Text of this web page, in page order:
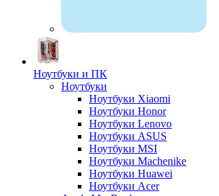
Ноутбуки и ПК
Ноутбуки
Ноутбуки Xiaomi
Ноутбуки Honor
Ноутбуки Lenovo
Ноутбуки ASUS
Ноутбуки MSI
Ноутбуки Machenike
Ноутбуки Huawei
Ноутбуки Acer